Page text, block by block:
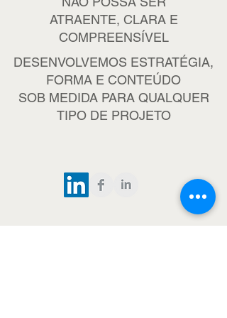
ATRAENTE, CLARA E
COMPREENSÍVEL
DESENVOLVEMOS ESTRATÉGIA,
FORMA E CONTEÚDO
SOB MEDIDA PARA QUALQUER
TIPO DE PROJETO